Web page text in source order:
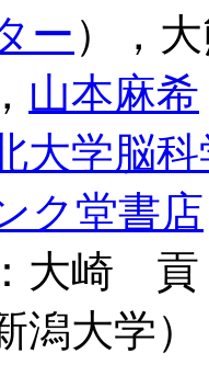
ー ），
山本麻希
大学脳
ク堂書店
大崎 貢
潟大学